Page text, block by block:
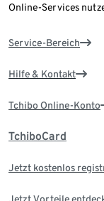
Online-Services
Service-Bereich
Hilfe & Kontakt
Tchibo Online-Konto
TchiboCard
Jetzt kostenlos
Jetzt Vorteile